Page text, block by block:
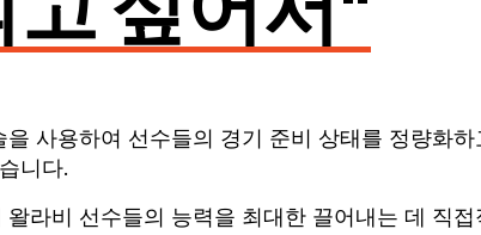
사용하여 선수들의 경기 준비 상태를 정량화하
니다.
라비 선수들의 능력을 최대한 끌어내는 데 직접